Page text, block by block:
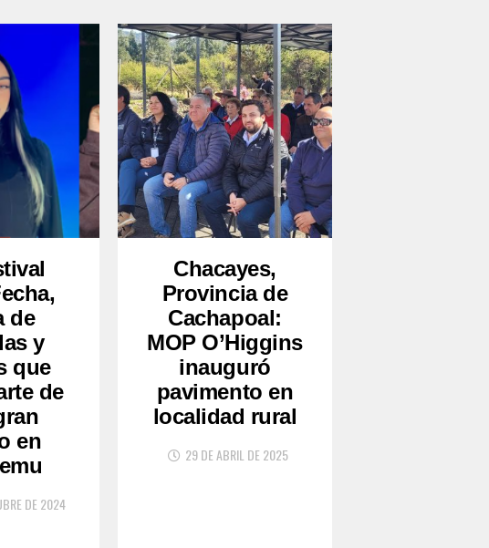
de
y
que
de
en
DE 2024
Chacayes,
Provincia de
Cachapoal:
MOP O’Higgins
inauguró
pavimento en
localidad rural
29 DE ABRIL DE 2025